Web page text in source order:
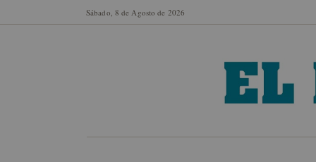
Sábado, 8 de Agosto de 2026